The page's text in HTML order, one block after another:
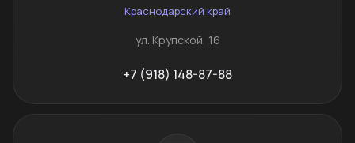
Краснодарский край
ул. Крупской, 16
+7 (918) 148-87-88